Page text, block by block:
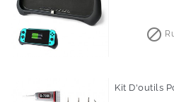

Kit D'outils